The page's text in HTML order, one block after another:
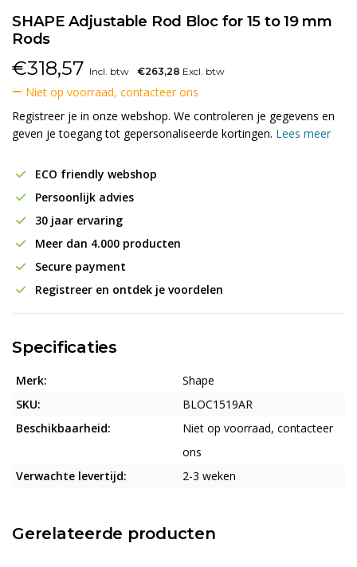
SHAPE Adjustable Rod Bloc for 15 to 19 mm
Rods
€318,57 Incl. btw €263,28 Excl. btw
Niet op voorraad, contacteer ons
Registreer je in onze webshop. We controleren je gegevens en
geven je toegang tot gepersonaliseerde kortingen. Lees meer
ECO friendly webshop
Persoonlijk advies
30 jaar ervaring
Meer dan 4.000 producten
Secure payment
Registreer en ontdek je voordelen
Specificaties
Merk:
Shape
SKU:
BLOC1519AR
Beschikbaarheid:
Niet op voorraad, contacteer
ons
Verwachte levertijd:
2-3 weken
Gerelateerde producten